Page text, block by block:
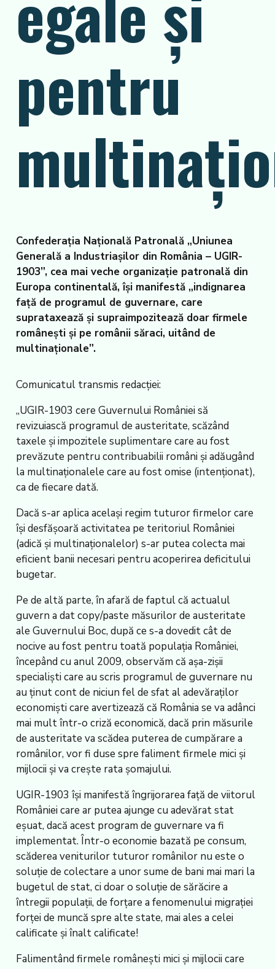
pentru
Confederaţia Naţională Patronală „Uniunea
Generală a Industriașilor din România – UGIR-
1903”, cea mai veche organizație patronală din
Europa continentală, îşi manifestă „indignarea
față de programul de guvernare, care
suprataxează și supraimpozitează doar firmele
românești și pe românii săraci, uitând de
multinaționale”.
Comunicatul transmis redacției:
„UGIR-1903 cere Guvernului României să
revizuiască programul de austeritate, scăzând
taxele și impozitele suplimentare care au fost
prevăzute pentru contribuabilii români și adăugând
la multinaționalele care au fost omise (intenționat),
ca de fiecare dată.
Dacă s-ar aplica același regim tuturor firmelor care
își desfășoară activitatea pe teritoriul României
(adică și multinaționalelor) s-ar putea colecta mai
eficient banii necesari pentru acoperirea deficitului
bugetar.
Pe de altă parte, în afară de faptul că actualul
guvern a dat copy/paste măsurilor de austeritate
ale Guvernului Boc, după ce s-a dovedit cât de
nocive au fost pentru toată populația României,
începând cu anul 2009, observăm că așa-zișii
specialiști care au scris programul de guvernare nu
au ținut cont de niciun fel de sfat al adevăraților
economiști care avertizează că România se va adânci
mai mult într-o criză economică, dacă prin măsurile
de austeritate va scădea puterea de cumpărare a
românilor, vor fi duse spre faliment firmele mici și
mijlocii și va crește rata șomajului.
UGIR-1903 își manifestă îngrijorarea față de viitorul
României care ar putea ajunge cu adevărat stat
eșuat, dacă acest program de guvernare va fi
implementat. Într-o economie bazată pe consum,
scăderea veniturilor tuturor românilor nu este o
soluție de colectare a unor sume de bani mai mari la
bugetul de stat, ci doar o soluție de sărăcire a
întregii populații, de forțare a fenomenului migrației
forței de muncă spre alte state, mai ales a celei
calificate și înalt calificate!
Falimentând firmele românești mici și mijlocii care